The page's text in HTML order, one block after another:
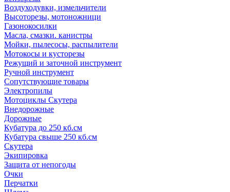
Воздуходувки, измельчители
Высоторезы, мотоножници
Газонокосилки
Масла, смазки. канистры
Мойки, пылесосы, распылители
Мотокосы и кусторезы
Режущий и заточной инструмент
Ручной инструмент
Сопутствующие товары
Электропилы
Мотоциклы Скутера
Внедорожные
Дорожные
Кубатура до 250 кб.см
Кубатура свыше 250 кб.см
Скутера
Экипировка
Защита от непогоды
Очки
Перчатки